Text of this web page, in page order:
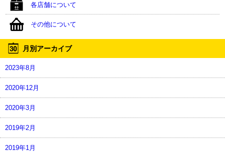
各店舗について
その他について
月別アーカイブ
2023年8月
2020年12月
2020年3月
2019年2月
2019年1月